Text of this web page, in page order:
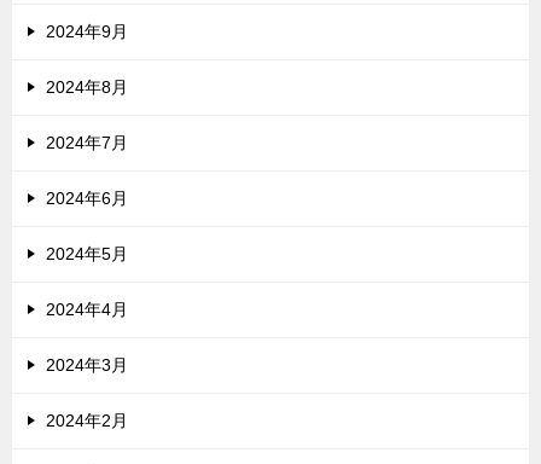
2024年9月
2024年8月
2024年7月
2024年6月
2024年5月
2024年4月
2024年3月
2024年2月